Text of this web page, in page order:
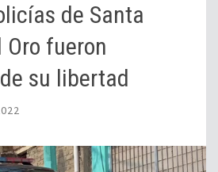
de Santa
fueron
su libertad